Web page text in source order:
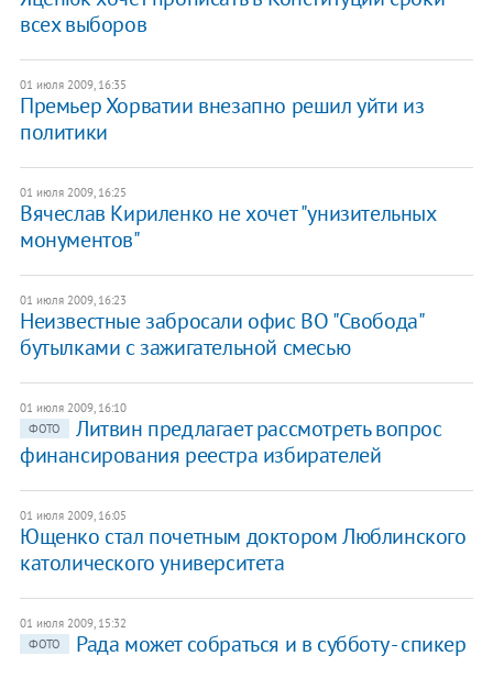
всех выборов
01 июля 2009, 16:35
Премьер Хорватии внезапно решил уйти из
политики
01 июля 2009, 16:25
Вячеслав Кириленко не хочет "унизительных
монументов"
01 июля 2009, 16:23
Неизвестные забросали офис ВО "Свобода"
бутылками с зажигательной смесью
01 июля 2009, 16:10
ФОТО
Литвин предлагает рассмотреть вопрос
финансирования реестра избирателей
01 июля 2009, 16:05
Ющенко стал почетным доктором Люблинского
католического университета
01 июля 2009, 15:32
ФОТО
Рада может собраться и в субботу - спикер